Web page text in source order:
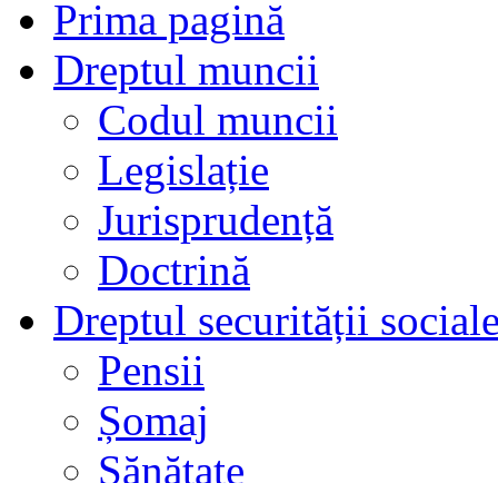
Prima pagină
Dreptul muncii
Codul muncii
Legislație
Jurisprudență
Doctrină
Dreptul securității
Pensii
Șomaj
Sănătate